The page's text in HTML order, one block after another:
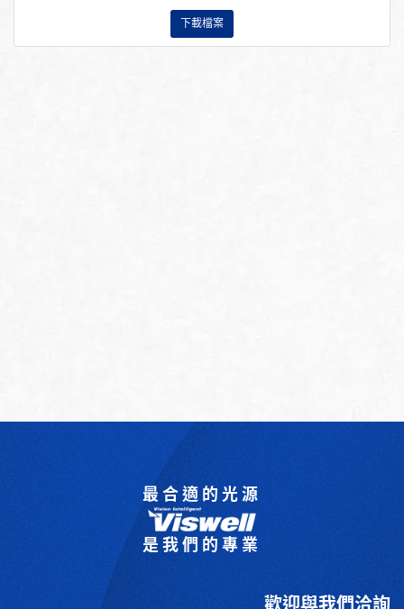
下載檔案
最合適的光源
是我們的專業
歡迎與我們洽詢